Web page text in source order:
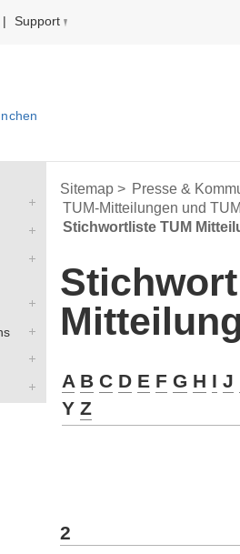
Support
Sitemap > Presse &
TUM-Mitteilungen und
Stichwortliste TUM
A B C D E F G H I J
Y Z
2